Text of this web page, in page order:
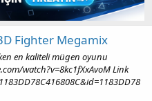
Fighter Megamix
en kaliteli mügen oyunu
watch?v=8kc1fXxAvoM Link